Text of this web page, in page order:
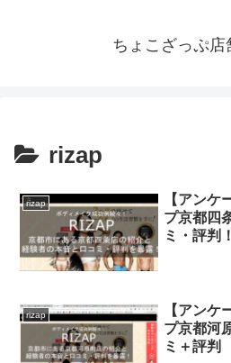
ちょこざっぷ店
rizap
rizap
【アンケ
プ京都四
ミ・評判！
rizap
【アンケ
プ京都河
ミ＋評判